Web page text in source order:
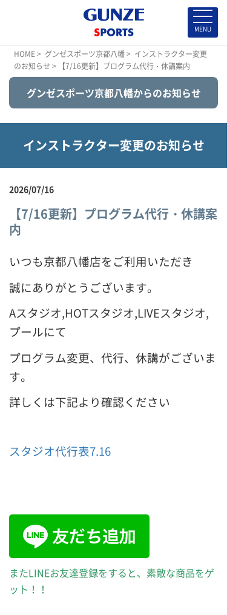
HOME> グンゼスポーツ京都八幡> インストラクター変更
のお知らせ > 【7/16更新】プログラム代行・休講案内
グンゼスポーツ京都八幡からのお知らせ
インストラクター変更のお知らせ
2026/07/16
【7/16更新】プログラム代行・休講案
内
いつも京都八幡店をご利用いただき
誠にありがとうございます。
Aスタジオ,HOTスタジオ,LIVEスタジオ,
プールにて
プログラム変更、代行、休講がございま
す。
詳しくは下記より確認ください
スタジオ代行表7.16
またLINEお友達登録をすると、素敵な商品をゲ
ット！！